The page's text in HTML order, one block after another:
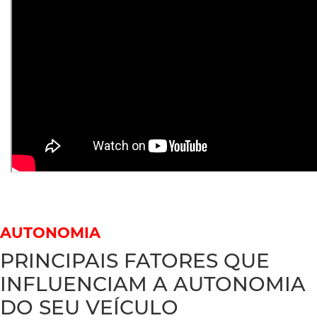
AUTONOMIA
PRINCIPAIS FATORES QUE
INFLUENCIAM A AUTONOMIA
DO SEU VEÍCULO